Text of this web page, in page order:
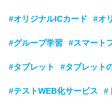
#オリジナルICカード #オ
#グループ学習 #スマート
#タブレット #タブレット
#テストWEB化サービス #